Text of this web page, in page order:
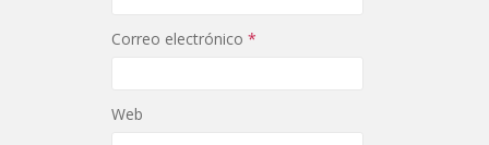
Correo electrónico *
Web